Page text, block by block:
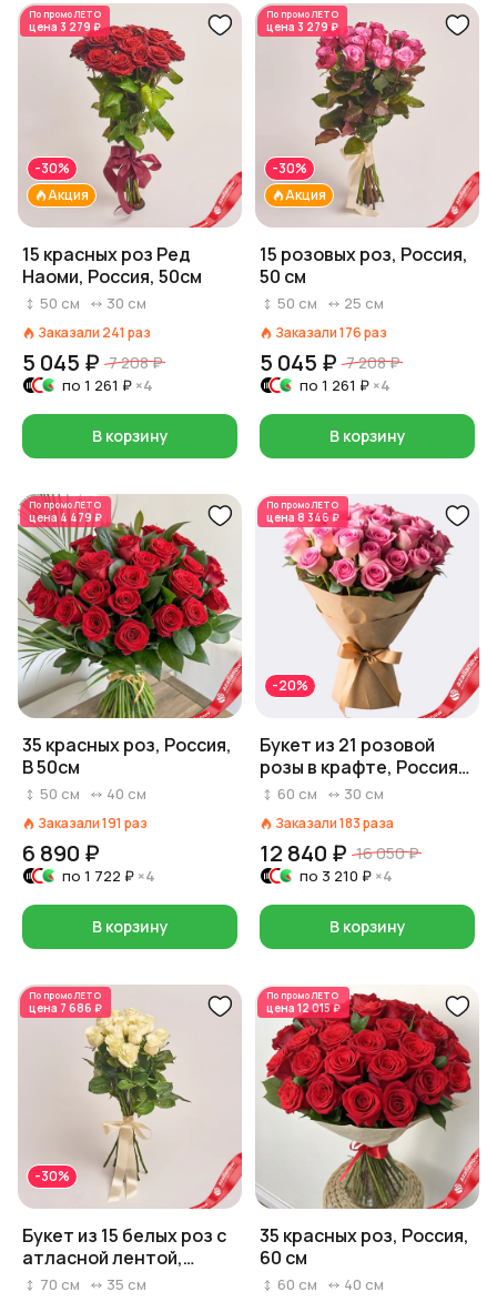
По промоЛЕТО
цена 3 279 ₽
Акция
-30%
15 красных роз Ред
Наоми, Россия, 50см
50 см 30 см
Заказали 241 раз
5 045 ₽ 7 208 ₽
по 1 261 ₽ ×4
В корзину
По промоЛЕТО
цена 3 279 ₽
Акция
-30%
15 розовых роз, Россия,
50 см
50 см 25 см
Заказали176раз
5 045 ₽ 7 208 ₽
по 1 261 ₽ ×4
В корзину
По промоЛЕТО
цена 4 479 ₽
35 красных роз, Россия,
В 50см
50 см 40 см
Заказали191 раз
6 890 ₽
по 1 722 ₽ ×4
В корзину
По промоЛЕТО
цена 8 346 ₽
-20%
Букет из 21 розовой
розы в крафте, Россия,
60 см
60 см 30 см
Заказали183раза
12 840 ₽ 16 050 ₽
по 3 210 ₽ ×4
В корзину
По промоЛЕТО
цена 7 686 ₽
-30%
Букет из 15 белых роз с
атласной лентой,
Россия, 70 см
70 см 35 см
По промоЛЕТО
цена 12 015 ₽
35 красных роз, Россия,
60 см
60 см 40 см